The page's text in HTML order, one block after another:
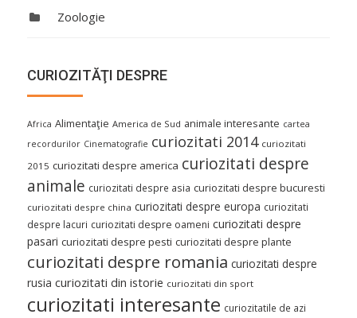
Zoologie
CURIOZITĂŢI DESPRE
Africa Alimentaţie America de Sud animale interesante cartea
recordurilor Cinematografie curiozitati 2014 curiozitati
2015 curiozitati despre america curiozitati despre
animale curiozitati despre asia curiozitati despre bucuresti
curiozitati despre china curiozitati despre europa curiozitati
despre lacuri curiozitati despre oameni curiozitati despre
pasari curiozitati despre pesti curiozitati despre plante
curiozitati despre romania curiozitati despre
rusia curiozitati din istorie curiozitati din sport
curiozitati interesante curiozitatile de azi